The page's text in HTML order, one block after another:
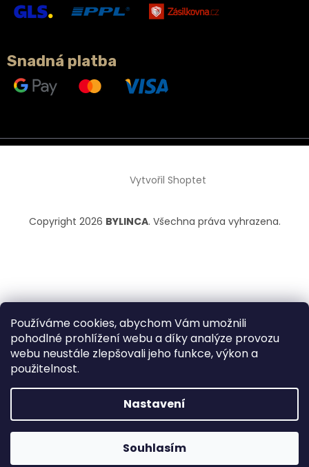
Používáme cookies, abychom Vám umožnili
pohodlné prohlížení webu a díky analýze provozu
webu neustále zlepšovali jeho funkce, výkon a
použitelnost.
Nastavení
Souhlasím
Doplňky stravy právě teď v akci 2+1 ZDARMA. 🌿
Krásné prázdniny! 🌿☀️
Snadná platba
Vytvořil Shoptet
Copyright 2026 BYLINCA. Všechna práva vyhrazena.